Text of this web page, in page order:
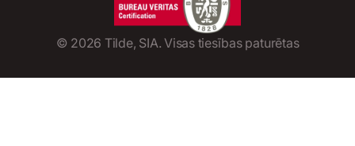
© 2026 Tilde, SIA. Visas tiesības paturētas